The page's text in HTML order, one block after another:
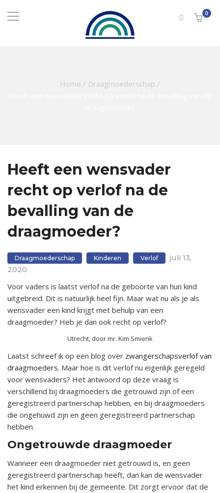
0
Home / Draagmoederschap /
Heeft een wensvader
recht op verlof na de
bevalling van de
draagmoeder?
Draagmoederschap Kinderen Verlof
juli 13,
2020
Voor vaders is laatst verlof na de geboorte van hun kind
uitgebreid. Dit is natuurlijk heel fijn. Maar wat nu als je als
wensvader een kind krijgt met behulp van een
draagmoeder? Heb je dan ook recht op verlof?
Utrecht, door mr. Kim Smienk
Laatst schreef ik op een blog over zwangerschapsverlof van
draagmoeders. Maar hoe is dit verlof nu eigenlijk geregeld
voor wensvaders? Het antwoord op deze vraag is
verschillend bij draagmoeders die getrouwd zijn of een
geregistreerd partnerschap hebben, en bij draagmoeders
die ongehuwd zijn en geen geregistreerd partnerschap
hebben.
Ongetrouwde draagmoeder
Wanneer een draagmoeder niet getrouwd is, en geen
geregistreerd partnerschap heeft, dan kan de wensvader
het kind erkennen bij de gemeente. Dit zorgt ervoor dat de